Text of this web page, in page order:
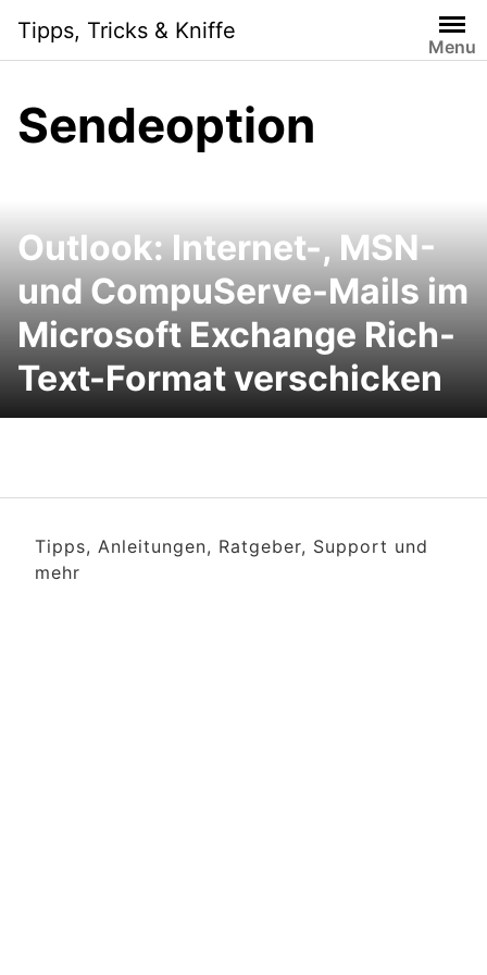
content
Tipps, Tricks & Kniffe
Menu
Sendeoption
Outlook: Internet-, MSN-
und CompuServe-Mails im
Microsoft Exchange Rich-
Text-Format verschicken
Tipps, Anleitungen, Ratgeber, Support und
mehr